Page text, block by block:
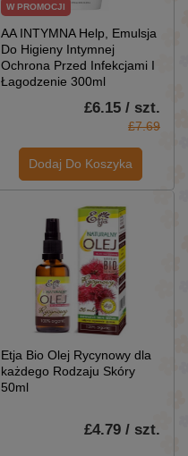
W PROMOCJI
AA INTYMNA Help, Emulsja
Do Higieny Intymnej
Ochrona Przed Infekcjami I
Łagodzenie 300ml
£6.15 / szt.
£7.69
Dodaj Do Koszyka
Etja Bio Olej Rycynowy dla
każdego Rodzaju Skóry
50ml
£4.79 / szt.